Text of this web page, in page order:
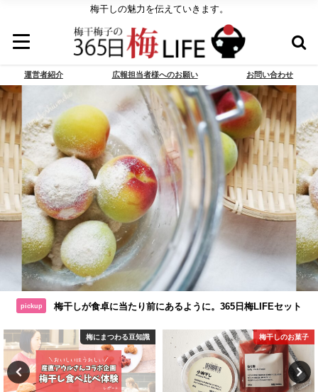
梅干しの魅力を伝えていきます。
運営者紹介 広報担当者様へのお願い お問い合わせ
pickup 梅干しが食卓に当たり前にあるように。365日梅LIFEセット
梅干しのお菓子 梅にまつわる豆知識